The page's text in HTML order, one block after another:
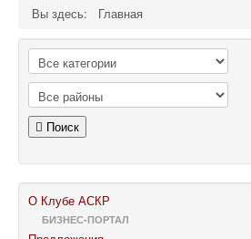
Вы здесь: Главная
Поиск
О Клубе АСКР
БИЗНЕС-ПОРТАЛ